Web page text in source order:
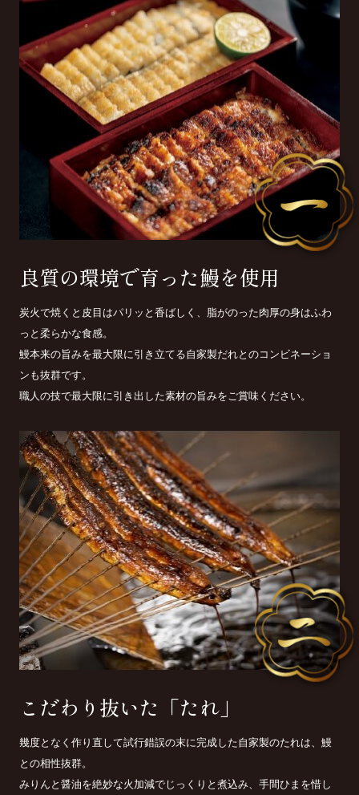
良質の環境で育った鰻を使用
炭火で焼くと皮目はパリッと香ばしく、脂がのった肉厚の身はふわ
っと柔らかな食感。
鰻本来の旨みを最大限に引き立てる自家製だれとのコンビネーショ
ンも抜群です。
職人の技で最大限に引き出した素材の旨みをご賞味ください。
こだわり抜いた「たれ」
幾度となく作り直して試行錯誤の末に完成した自家製のたれは、鰻
との相性抜群。
みりんと醤油を絶妙な火加減でじっくりと煮込み、手間ひまを惜し